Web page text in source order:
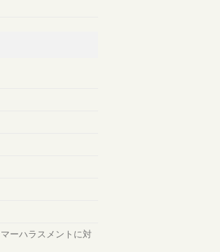
ーハラスメントに対